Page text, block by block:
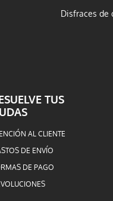
Disfraces de
TUS
AL CLIENTE
DE ENVÍO
DE PAGO